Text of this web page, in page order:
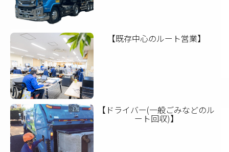
【既存中心のルート営業】
【ドライバー(一般ごみなどのル
ート回収)】